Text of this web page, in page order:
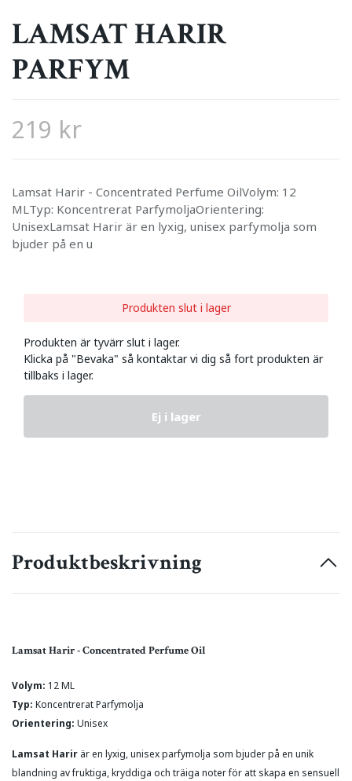
LAMSAT HARIR
PARFYM
219 kr
Lamsat Harir - Concentrated Perfume OilVolym: 12
MLTyp: Koncentrerat ParfymoljaOrientering:
UnisexLamsat Harir är en lyxig, unisex parfymolja som
bjuder på en u
Produkten slut i lager
Produkten är tyvärr slut i lager.
Klicka på "Bevaka" så kontaktar vi dig så fort produkten är
tillbaks i lager.
Ej i lager
Produktbeskrivning
Lamsat Harir - Concentrated Perfume Oil
Volym: 12 ML
Typ: Koncentrerat Parfymolja
Orientering: Unisex
Lamsat Harir är en lyxig, unisex parfymolja som bjuder på en unik
blandning av fruktiga, kryddiga och träiga noter för att skapa en sensuell